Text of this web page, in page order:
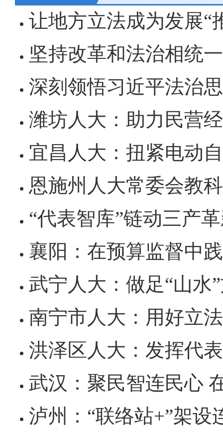
黄石市人民代表大会常务委员会公告
黄石市人民代表大会常务委员会公告
黄石市人民代表大会常务委员会公告
黄石市人民代表大会常务委员会公告
让地方立法成为发展“推进器”
坚持改革和法治相统一在法治轨道上
深刻领悟习近平法治思想
潍坊人大：助力民营
宜昌人大：扭紧电动
恩施州人大常委会教科文卫工委立
“代表智库”链动三产革新 ——看嘉鱼人大
襄阳：在预算监督中
武宁人大：做足“山水”文章
南宁市人大：用好立法“直
洪泽区人大：发挥代
武汉：聚民智连民心 在助推
泸州：“联络站+”架设连心